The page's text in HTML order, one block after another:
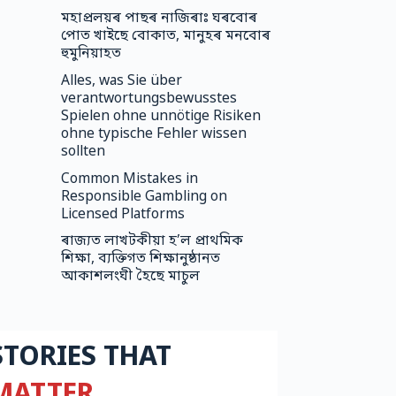
মহাপ্ৰলয়ৰ পাছৰ নাজিৰাঃ ঘৰবোৰ
পোত খাইছে বোকাত, মানুহৰ মনবোৰ
হুমুনিয়াহত
Alles, was Sie über
verantwortungsbewusstes
Spielen ohne unnötige Risiken
ohne typische Fehler wissen
sollten
Common Mistakes in
Responsible Gambling on
Licensed Platforms
ৰাজ্যত লাখটকীয়া হ’ল প্ৰাথমিক
শিক্ষা, ব্যক্তিগত শিক্ষানুষ্ঠানত
আকাশলংঘী হৈছে মাচুল
THAT